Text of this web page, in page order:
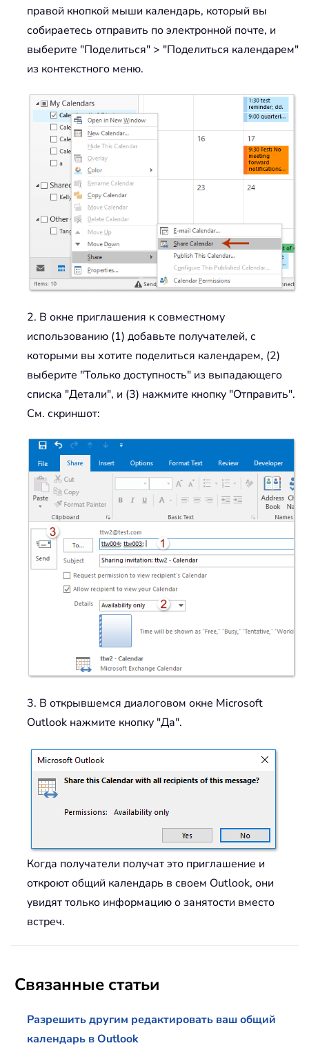
правой кнопкой мыши календарь, который вы
собираетесь отправить по электронной почте, и
выберите "Поделиться" > "Поделиться календарем"
из контекстного меню.
2. В окне приглашения к совместному
использованию (1) добавьте получателей, с
которыми вы хотите поделиться календарем, (2)
выберите "Только доступность" из выпадающего
списка "Детали", и (3) нажмите кнопку "Отправить".
См. скриншот:
3. В открывшемся диалоговом окне Microsoft
Outlook нажмите кнопку "Да".
Когда получатели получат это приглашение и
откроют общий календарь в своем Outlook, они
увидят только информацию о занятости вместо
встреч.
Связанные статьи
Разрешить другим редактировать ваш общий
календарь в Outlook